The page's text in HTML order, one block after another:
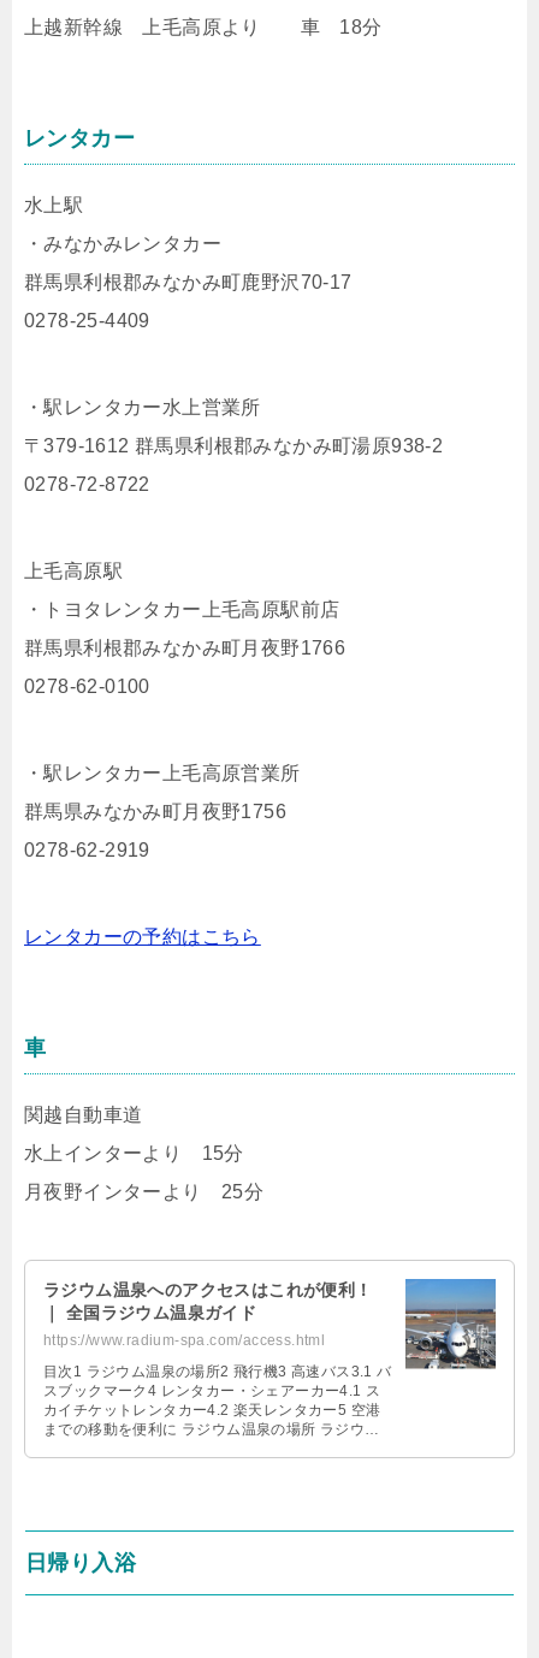
上越新幹線 上毛高原より 車 18分
レンタカー
水上駅
・みなかみレンタカー
群馬県利根郡みなかみ町鹿野沢70-17
0278-25-4409
・駅レンタカー水上営業所
〒379-1612 群馬県利根郡みなかみ町湯原938-2
0278-72-8722
上毛高原駅
・トヨタレンタカー上毛高原駅前店
群馬県利根郡みなかみ町月夜野1766
0278-62-0100
・駅レンタカー上毛高原営業所
群馬県みなかみ町月夜野1756
0278-62-2919
レンタカーの予約はこちら
車
関越自動車道
水上インターより 15分
月夜野インターより 25分
ラジウム温泉へのアクセスはこれが便利！
｜ 全国ラジウム温泉ガイド
https://www.radium-spa.com/access.html
目次1 ラジウム温泉の場所2 飛行機3 高速バス3.1 バ
スブックマーク4 レンタカー・シェアーカー4.1 ス
カイチケットレンタカー4.2 楽天レンタカー5 空港
までの移動を便利に ラジウム温泉の場所 ラジウム
日帰り入浴